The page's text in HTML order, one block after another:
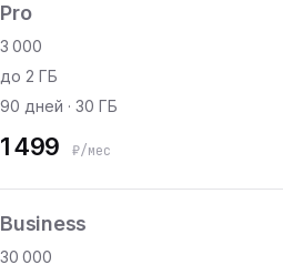
Pro
3 000
до 2 ГБ
90 дней · 30 ГБ
1 499 ₽/мес
Business
30 000